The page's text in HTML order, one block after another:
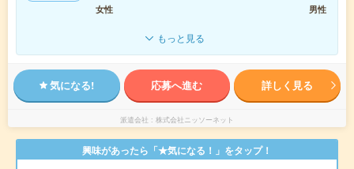
女性
男性
もっと見る
気になる! 応募へ進む 詳しく見る
派遣会社 株式会社ニッソーネット
興味があったら「★気になる！」をタップ！